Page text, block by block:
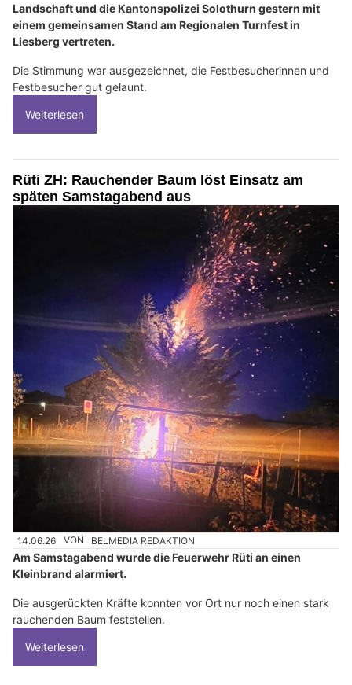
Landschaft und die Kantonspolizei Solothurn gestern mit
einem gemeinsamen Stand am Regionalen Turnfest in
Liesberg vertreten.
Die Stimmung war ausgezeichnet, die Festbesucherinnen und
Festbesucher gut gelaunt.
Weiterlesen
Rüti ZH: Rauchender Baum löst Einsatz am
späten Samstagabend aus
14.06.26 VON BELMEDIA REDAKTION
Am Samstagabend wurde die Feuerwehr Rüti an einen
Kleinbrand alarmiert.
Die ausgerückten Kräfte konnten vor Ort nur noch einen stark
rauchenden Baum feststellen.
Weiterlesen